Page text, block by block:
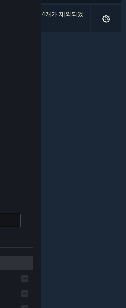
상표는 미국
니다.
에 따라 게임 4개가 제외되었